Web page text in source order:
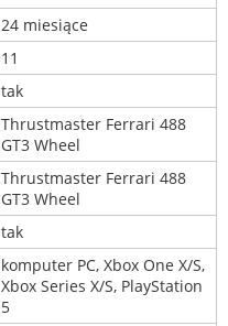
24 miesiące
11
tak
Thrustmaster Ferrari 488
GT3 Wheel
Thrustmaster Ferrari 488
GT3 Wheel
tak
komputer PC, Xbox One X/S,
Xbox Series X/S, PlayStation
5